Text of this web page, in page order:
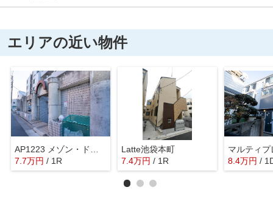
エリアの近い物件
AP1223 メゾン・ド・アベイユ 105
7.7万円 / 1R
Latte池袋本町
7.4万円 / 1R 8.4万円 /